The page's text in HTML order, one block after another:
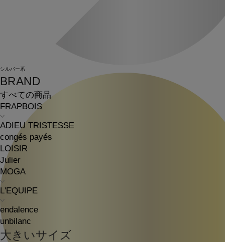
BRAND
すべての商品
FRAPBOIS
ADIEU TRISTESSE
congés payés
LOISIR
Julier
MOGA
L'EQUIPE
endalence
unbilanc
大きいサイズ
シルバー系